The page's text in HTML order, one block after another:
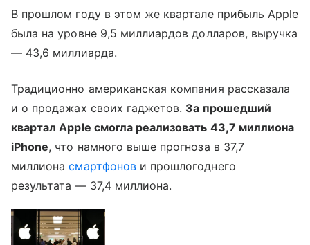
В прошлом году в этом же квартале прибыль Apple
была на уровне 9,5 миллиардов долларов, выручка
— 43,6 миллиарда.
Традиционно американская компания рассказала
и о продажах своих гаджетов. За прошедший
квартал Apple смогла реализовать 43,7 миллиона
iPhone, что намного выше прогноза в 37,7
миллионасмартфонови прошлогоднего
результата — 37,4 миллиона.